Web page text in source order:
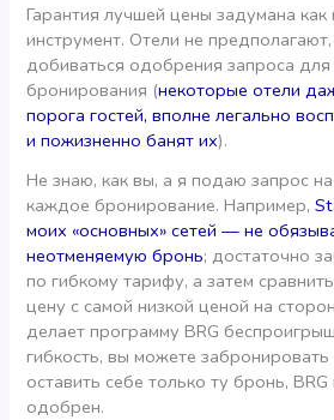
Гарантия лучшей цены задумана как
инструмент. Отели не
добиваться одобрения запроса для
бронирования (некоторые отели
порога гостей, вполне легально
и пожизненно банят их).
Не знаю, как вы, а я подаю запрос на
каждое бронирование. Например,
моих «основных» сетей — не
неотменяемую бронь; достаточно
по гибкому тарифу, а затем
цену с самой низкой ценой на
делает программу BRG
гибкость, вы можете забронировать
оставить себе только ту бронь,
одобрен.